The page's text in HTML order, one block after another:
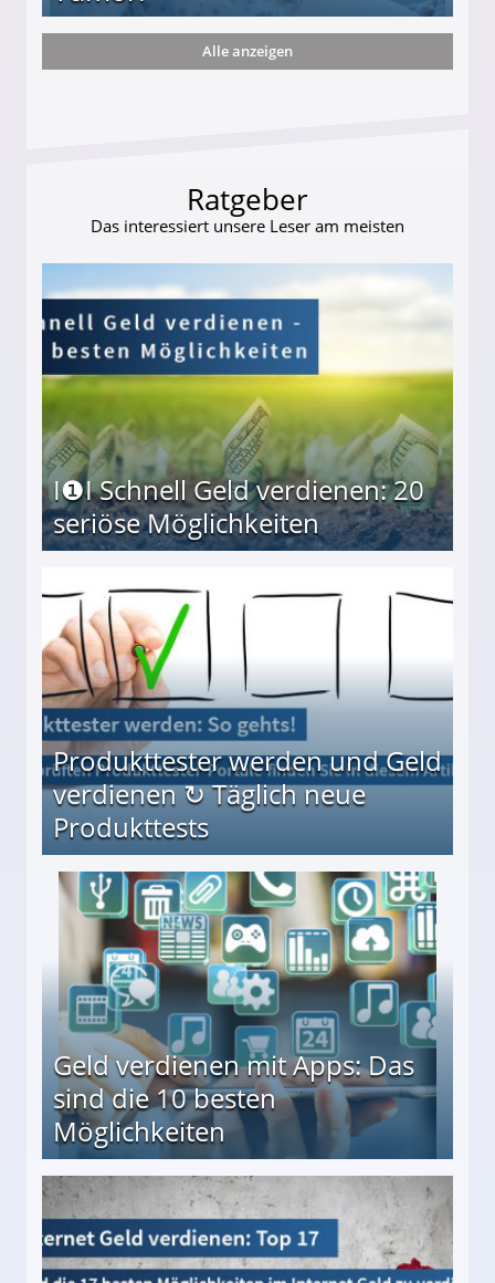
mit riesigem Tumor!
Alle anzeigen
Ratgeber
Das interessiert unsere Leser am meisten
I❶I Schnell Geld verdienen: 20
seriöse Möglichkeiten
Produkttester werden und Geld
verdienen ↻ Täglich neue
Produkttests
↻ Täglich neue Produkttests
Geld verdienen mit Apps: Das
sind die 10 besten
Möglichkeiten
besten Möglichkeiten